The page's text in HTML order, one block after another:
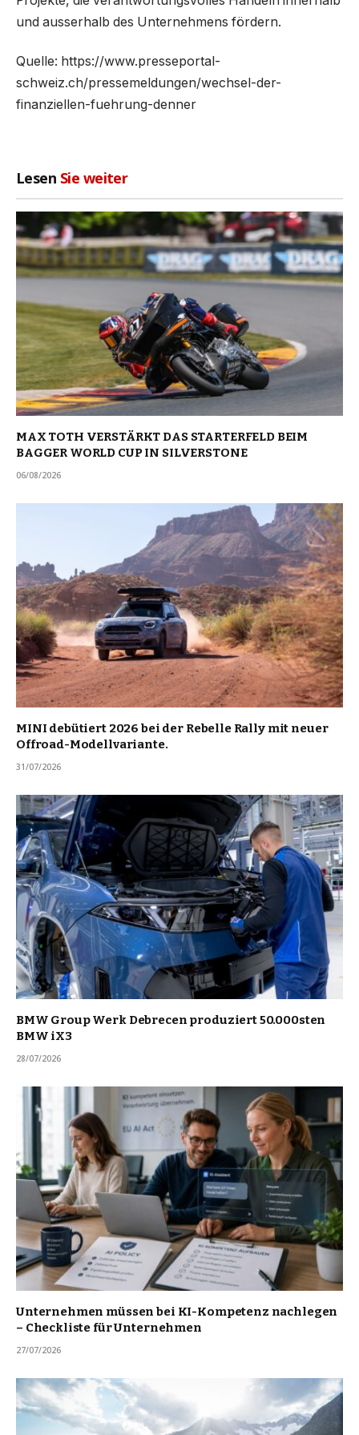
und ausserhalb des Unternehmens fördern.
Quelle: https://www.presseportal-
schweiz.ch/pressemeldungen/wechsel-der-
finanziellen-fuehrung-denner
Lesen Sie weiter
MAX TOTH VERSTÄRKT DAS STARTERFELD BEIM
BAGGER WORLD CUP IN SILVERSTONE
06/08/2026
MINI debütiert 2026 bei der Rebelle Rally mit neuer
Offroad-Modellvariante.
31/07/2026
BMW Group Werk Debrecen produziert 50.000sten
BMW iX3
28/07/2026
Unternehmen müssen bei KI-Kompetenz nachlegen
– Checkliste für Unternehmen
27/07/2026